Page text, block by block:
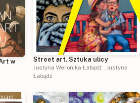
w
Street art. Sztuka ulicy
Justyna Weronika Łabądź , Justyna
Łabądź